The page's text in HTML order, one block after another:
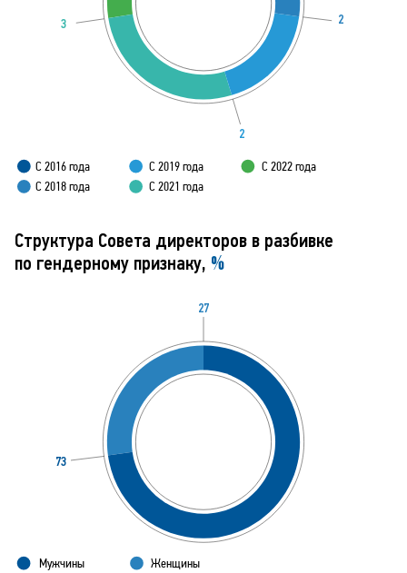
2
2
3
С 2016 года
С 2018 года
С 2019 года
С 2021 года
С 2022 года
Структура Совета директоров в разбивке
по гендерному признаку, %
27
73
Мужчины Женщины